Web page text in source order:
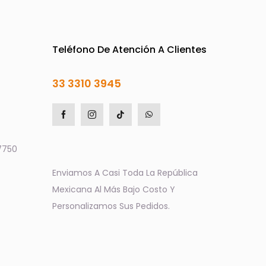
Teléfono De Atención A Clientes
33 3310 3945
Enviamos A Casi Toda La República
Mexicana Al Más Bajo Costo Y
Personalizamos Sus Pedidos.